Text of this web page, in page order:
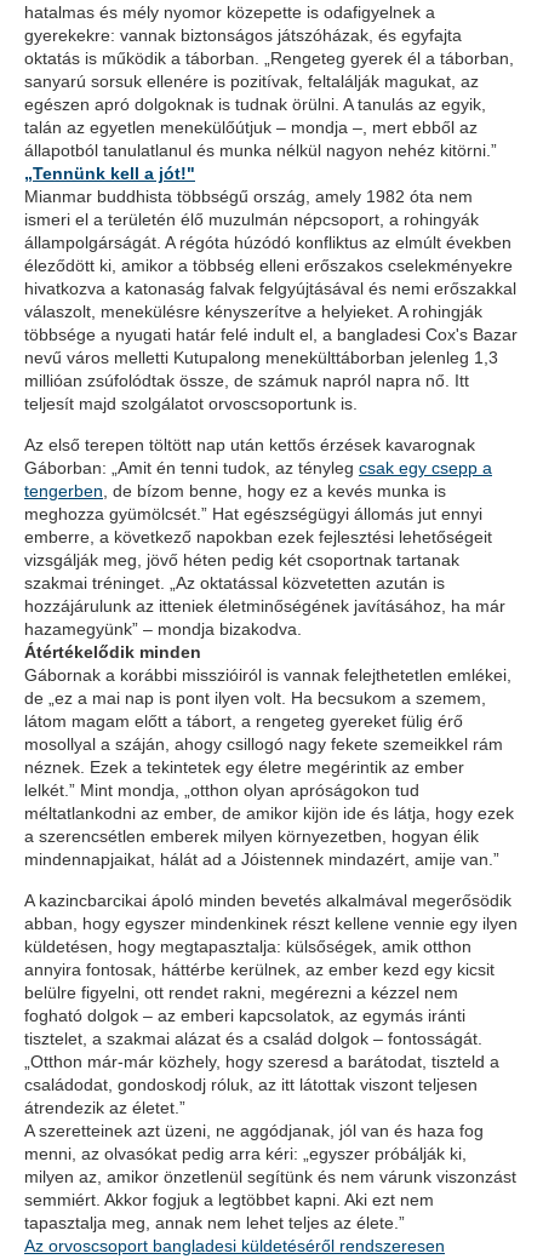
hatalmas és mély nyomor közepette is odafigyelnek a
gyerekekre: vannak biztonságos játszóházak, és egyfajta
oktatás is működik a táborban. „Rengeteg gyerek él a táborban,
sanyarú sorsuk ellenére is pozitívak, feltalálják magukat, az
egészen apró dolgoknak is tudnak örülni. A tanulás az egyik,
talán az egyetlen menekülőútjuk – mondja –, mert ebből az
állapotból tanulatlanul és munka nélkül nagyon nehéz kitörni.”
„Tennünk kell a jót!"
Mianmar buddhista többségű ország, amely 1982 óta nem
ismeri el a területén élő muzulmán népcsoport, a rohingyák
állampolgárságát. A régóta húzódó konfliktus az elmúlt években
éleződött ki, amikor a többség elleni erőszakos cselekményekre
hivatkozva a katonaság falvak felgyújtásával és nemi erőszakkal
válaszolt, menekülésre kényszerítve a helyieket. A rohingják
többsége a nyugati határ felé indult el, a bangladesi Cox's Bazar
nevű város melletti Kutupalong menekülttáborban jelenleg 1,3
millióan zsúfolódtak össze, de számuk napról napra nő. Itt
teljesít majd szolgálatot orvoscsoportunk is.
Az első terepen töltött nap után kettős érzések kavarognak
Gáborban: „Amit én tenni tudok, az tényleg csak egy csepp a
tengerben , de bízom benne, hogy ez a kevés munka is
meghozza gyümölcsét.” Hat egészségügyi állomás jut ennyi
emberre, a következő napokban ezek fejlesztési lehetőségeit
vizsgálják meg, jövő héten pedig két csoportnak tartanak
szakmai tréninget. „Az oktatással közvetetten azután is
hozzájárulunk az itteniek életminőségének javításához, ha már
hazamegyünk” – mondja bizakodva.
Átértékelődik minden
Gábornak a korábbi misszióiról is vannak felejthetetlen emlékei,
de „ez a mai nap is pont ilyen volt. Ha becsukom a szemem,
látom magam előtt a tábort, a rengeteg gyereket fülig érő
mosollyal a száján, ahogy csillogó nagy fekete szemeikkel rám
néznek. Ezek a tekintetek egy életre megérintik az ember
lelkét.” Mint mondja, „otthon olyan apróságokon tud
méltatlankodni az ember, de amikor kijön ide és látja, hogy ezek
a szerencsétlen emberek milyen környezetben, hogyan élik
mindennapjaikat, hálát ad a Jóistennek mindazért, amije van.”
A kazincbarcikai ápoló minden bevetés alkalmával megerősödik
abban, hogy egyszer mindenkinek részt kellene vennie egy ilyen
küldetésen, hogy megtapasztalja: külsőségek, amik otthon
annyira fontosak, háttérbe kerülnek, az ember kezd egy kicsit
belülre figyelni, ott rendet rakni, megérezni a kézzel nem
fogható dolgok – az emberi kapcsolatok, az egymás iránti
tisztelet, a szakmai alázat és a család dolgok – fontosságát.
„Otthon már-már közhely, hogy szeresd a barátodat, tiszteld a
családodat, gondoskodj róluk, az itt látottak viszont teljesen
átrendezik az életet.”
A szeretteinek azt üzeni, ne aggódjanak, jól van és haza fog
menni, az olvasókat pedig arra kéri: „egyszer próbálják ki,
milyen az, amikor önzetlenül segítünk és nem várunk viszonzást
semmiért. Akkor fogjuk a legtöbbet kapni. Aki ezt nem
tapasztalja meg, annak nem lehet teljes az élete.”
Az orvoscsoport bangladesi küldetéséről rendszeresen